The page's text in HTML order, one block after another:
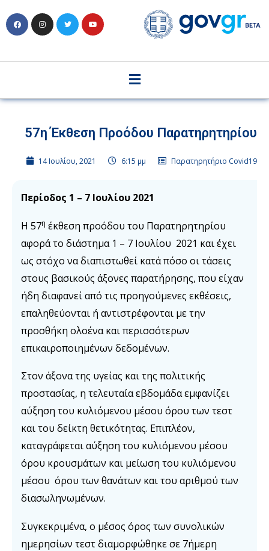
57η Έκθεση Προόδου Παρατηρητηρίου
14 Ιουλίου, 2021 6:15 μμ Παρατηρητήριο Covid19
Περίοδος 1 – 7 Ιουλίου 2021
Η 57η έκθεση προόδου του Παρατηρητηρίου
αφορά το διάστημα 1 – 7 Ιουλίου 2021 και έχει
ως στόχο να διαπιστωθεί κατά πόσο οι τάσεις
στους βασικούς άξονες παρατήρησης, που είχαν
ήδη διαφανεί από τις προηγούμενες εκθέσεις,
επαληθεύονται ή αντιστρέφονται με την
προσθήκη ολοένα και περισσότερων
επικαιροποιημένων δεδομένων.
Στον άξονα της υγείας και της πολιτικής
προστασίας, η τελευταία εβδομάδα εμφανίζει
αύξηση του κυλιόμενου μέσου όρου των τεστ
και του δείκτη θετικότητας. Επιπλέον,
καταγράφεται αύξηση του κυλιόμενου μέσου
όρου κρουσμάτων και μείωση του κυλιόμενου
μέσου όρου των θανάτων και του αριθμού των
διασωληνωμένων.
Συγκεκριμένα, ο μέσος όρος των συνολικών
ημερησίων τεστ διαμορφώθηκε σε 7ήμερη